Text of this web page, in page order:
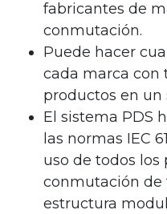
fabricantes de
conmutación.
Puede hacer
cada marca con
productos en un
El sistema PDS
las normas IEC
uso de todos los
conmutación de
estructura